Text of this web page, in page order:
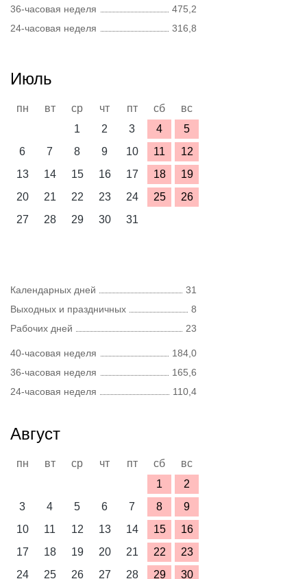
36-часовая неделя
475,2
24-часовая неделя
316,8
Июль
пн вт ср чт пт сб
вс
1
2 3 4
5
6
7 8 9 10 11
12
13
14 15 16 17 18
19
20
21 22 23 24 25
26
27
28 29 30 31
Календарных дней
31
Выходных и праздничных
8
Рабочих дней
23
40-часовая неделя
184,0
36-часовая неделя
165,6
24-часовая неделя
110,4
Август
пн вт ср чт пт сб
вс
1
2
3
4 5 6 7 8
9
10
11 12 13 14 15
16
17
18 19 20 21 22
23
24
25 26 27 28 29
30